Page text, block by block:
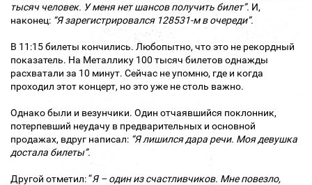
тысяч человек. У меня нет шансов получить билет”. И,
наконец: “Я зарегистрировался 128531-м в очереди”.
В 11:15 билеты кончились. Любопытно, что это не рекордный
показатель. На Металлику 100 тысяч билетов однажды
расхватали за 10 минут. Сейчас не упомню, где и когда
проходил этот концерт, но это уже не столь важно.
Однако были и везунчики. Один отчаявшийся поклонник,
потерпевший неудачу в предварительных и основной
продажах, вдруг написал: “Я лишился дара речи. Моя девушка
достала билеты”.
Другой отметил: “Я – один из счастливчиков. Мне повезло,